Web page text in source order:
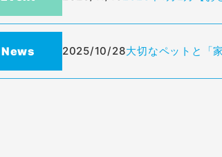
News 2025/10/28大切なペットと「